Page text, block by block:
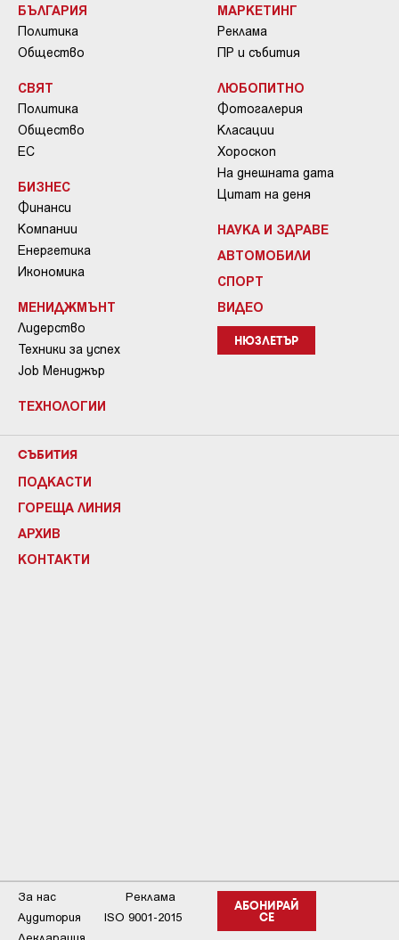
БЪЛГАРИЯ
Политика
Общество
СВЯТ
Политика
Общество
ЕС
БИЗНЕС
Финанси
Компании
Енергетика
Икономика
МЕНИДЖМЪНТ
Лидерство
Техники за успех
Job Мениджър
ТЕХНОЛОГИИ
МАРКЕТИНГ
Реклама
ПР и събития
ЛЮБОПИТНО
Фотогалерия
Класации
Хороскоп
На днешната дата
Цитат на деня
НАУКА И ЗДРАВЕ
АВТОМОБИЛИ
СПОРТ
ВИДЕО
НЮЗЛЕТЪР
СЪБИТИЯ
ПОДКАСТИ
ГОРЕЩА ЛИНИЯ
АРХИВ
КОНТАКТИ
АБОНИРАЙ
СЕ
За нас
Реклама
Аудитория
ISO 9001-2015